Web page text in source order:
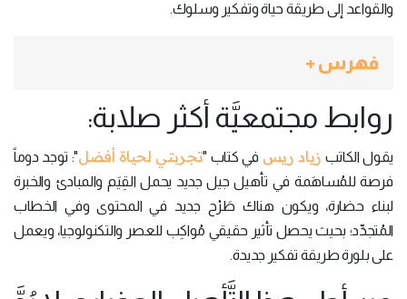
والقواعد إلى طريقة حياة وتفكير وسلوك.
فهرس +
روابط مجتمعيَّة أكثر صلابة:
يقول الكاتب زياد ريس في كتاب "تجربتي لحياة أفضل": توجد دوماً
فرصة للمُساهَمة في تأهيل جيل جديد يحمل القِيَم والمبادئ والخبرة
لبناء حضارة، ويكون هناك طَرْح جديد في المحتوى وفي الخطاب
المُتجدِّد؛ بحيث يحصل تأثير حقيقي مُواكِب للعصر والتكنولوجيا، ويعمل
على بلورة طريقة تفكير جديدة.